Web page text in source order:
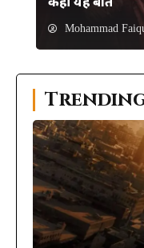
कही यह बात
Mohammad